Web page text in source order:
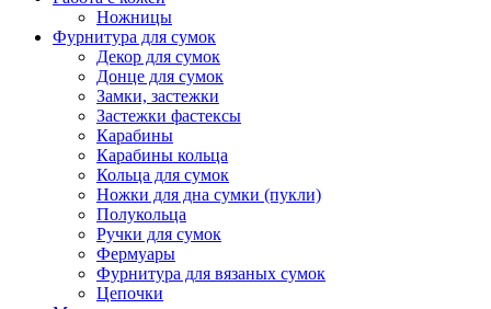
Ножницы
Фурнитура для сумок
Декор для сумок
Донце для сумок
Замки, застежки
Застежки фастексы
Карабины
Карабины кольца
Кольца для сумок
Ножки для дна сумки (пукли)
Полукольца
Ручки для сумок
Фермуары
Фурнитура для вязаных сумок
Цепочки